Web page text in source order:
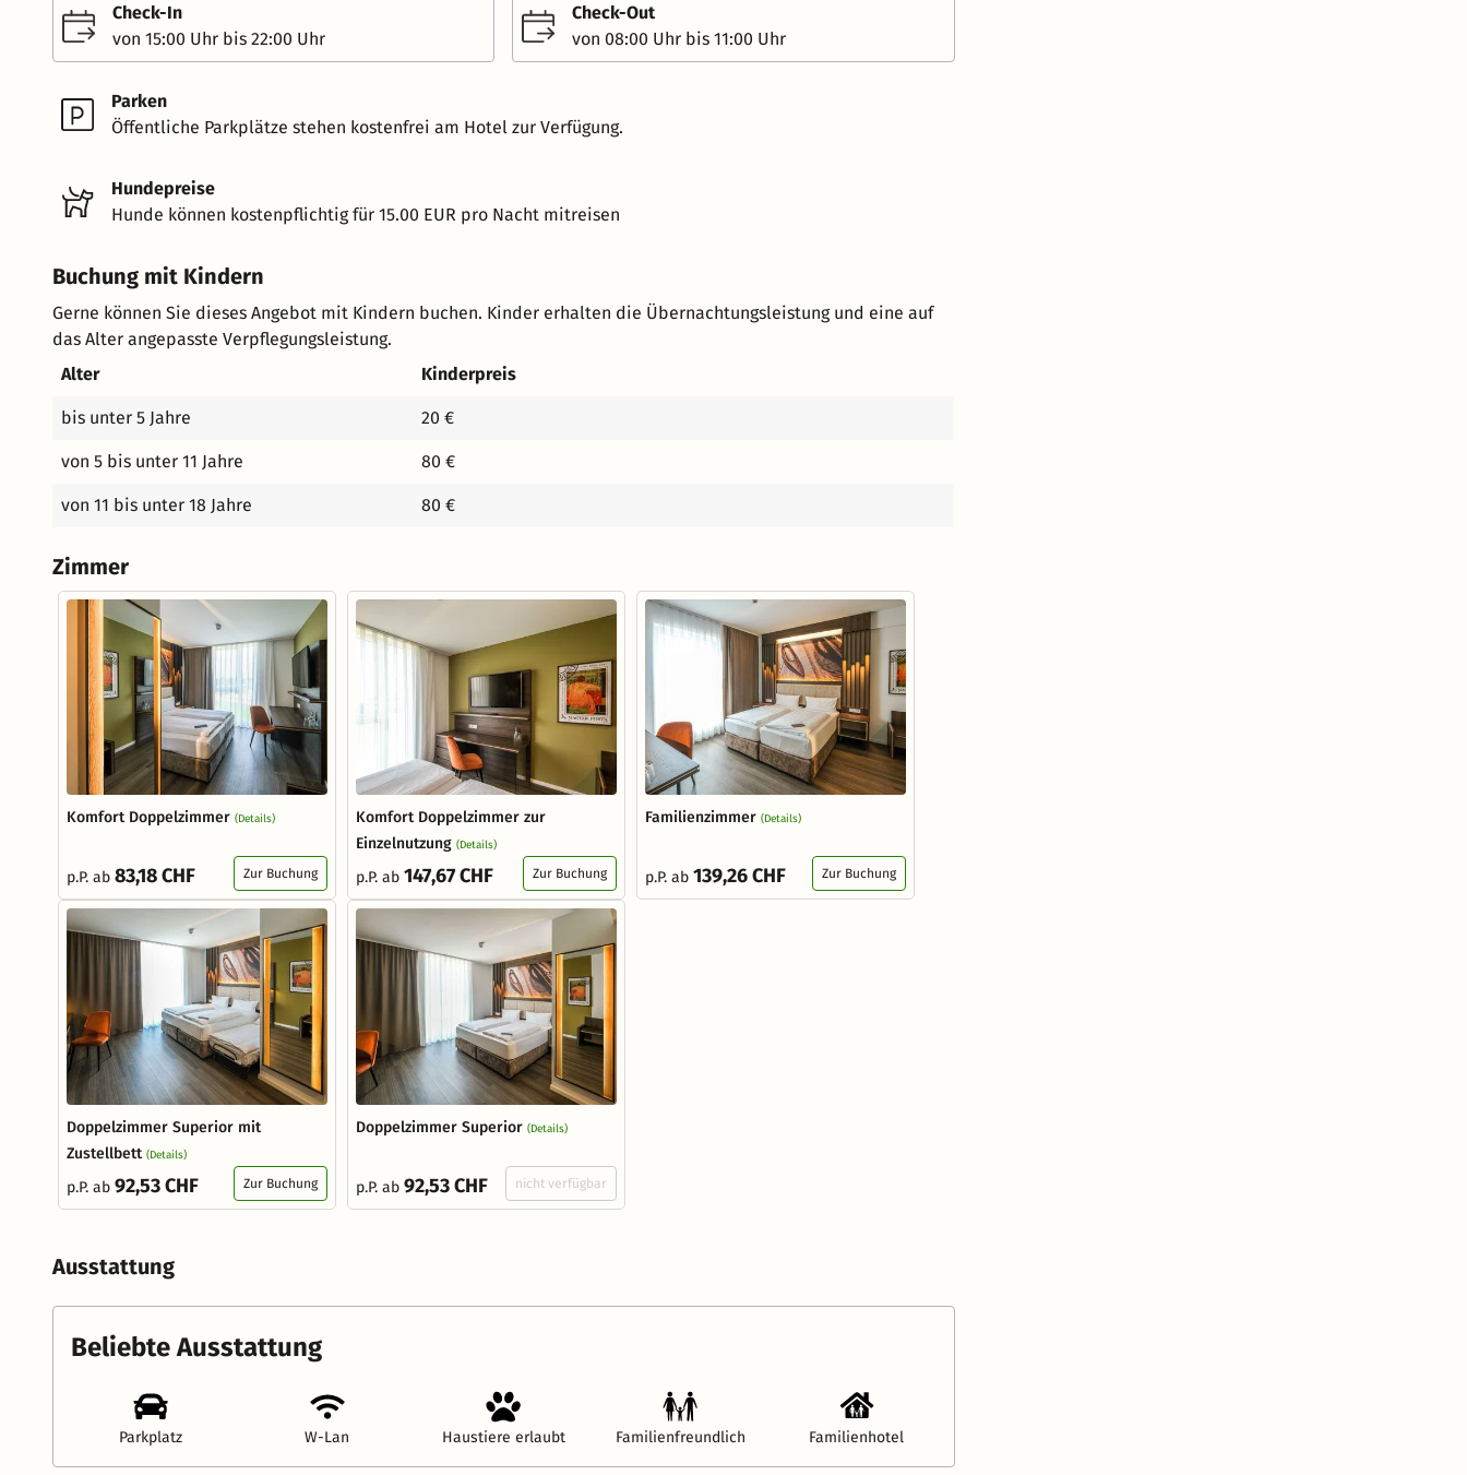
Check-In
von 15:00 Uhr bis 22:00 Uhr
Check-Out
von 08:00 Uhr bis 11:00 Uhr
Parken
Öffentliche Parkplätze stehen kostenfrei am Hotel zur Verfügung.
Hundepreise
Hunde können kostenpflichtig für 15.00 EUR pro Nacht mitreisen
Buchung mit Kindern
Gerne können Sie dieses Angebot mit Kindern buchen. Kinder erhalten die Übernachtungsleistung und eine auf
das Alter angepasste Verpflegungsleistung.
Alter
Kinderpreis
bis unter 5 Jahre 20 €
von 5 bis unter 11 Jahre 80 €
von 11 bis unter 18 Jahre 80 €
Zimmer
Komfort Doppelzimmer (Details)
p.P. ab 83,18 CHF Zur Buchung
Komfort Doppelzimmer zur
Einzelnutzung (Details)
p.P. ab 147,67 CHF Zur Buchung
Familienzimmer (Details)
p.P. ab 139,26 CHF Zur Buchung
Doppelzimmer Superior mit
Zustellbett (Details)
p.P. ab 92,53 CHF Zur Buchung
Doppelzimmer Superior (Details)
p.P. ab 92,53 CHF nicht verfügbar
Ausstattung
Beliebte Ausstattung
Parkplatz W-Lan Haustiere erlaubt Familienfreundlich Familienhotel